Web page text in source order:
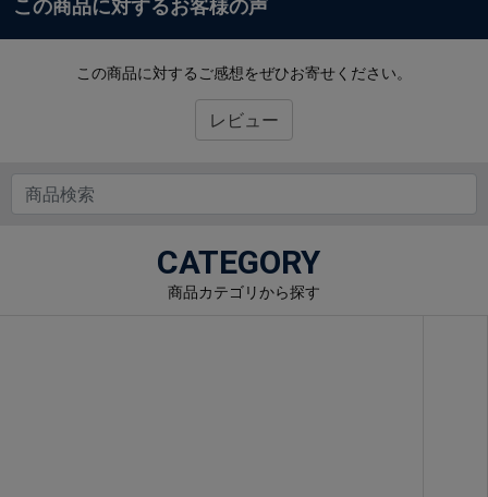
この商品に対するお客様の声
この商品に対するご感想をぜひお寄せください。
レビュー
CATEGORY
商品カテゴリから探す